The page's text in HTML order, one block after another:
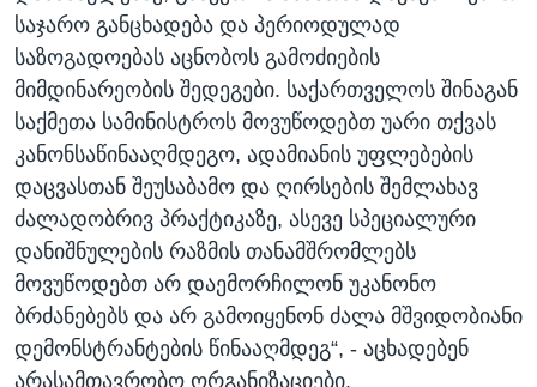
საჯარო განცხადება და პერიოდულად
საზოგადოებას აცნობოს გამოძიების
მიმდინარეობის შედეგები. საქართველოს შინაგან
საქმეთა სამინისტროს მოვუწოდებთ უარი თქვას
კანონსაწინააღმდეგო, ადამიანის უფლებების
დაცვასთან შეუსაბამო და ღირსების შემლახავ
ძალადობრივ პრაქტიკაზე, ასევე სპეციალური
დანიშნულების რაზმის თანამშრომლებს
მოვუწოდებთ არ დაემორჩილონ უკანონო
ბრძანებებს და არ გამოიყენონ ძალა მშვიდობიანი
დემონსტრანტების წინააღმდეგ“, - აცხადებენ
არასამთავრობო ორგანიზაციები.